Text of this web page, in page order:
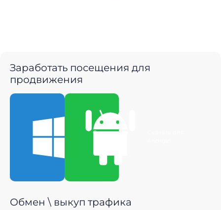
Заработать посещения для
продвижения
Скачать для
Обмен \ выкуп трафика